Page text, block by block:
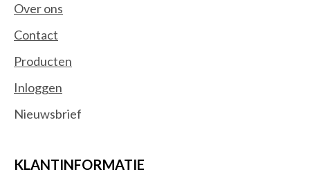
Over ons
Contact
Producten
Inloggen
Nieuwsbrief
KLANTINFORMATIE